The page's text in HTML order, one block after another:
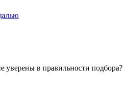
в правильности подбора?